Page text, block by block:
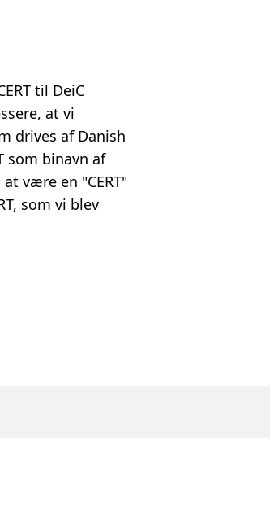
til DeiC
at vi
drives af Danish
som binavn af
være en "CERT"
som vi blev